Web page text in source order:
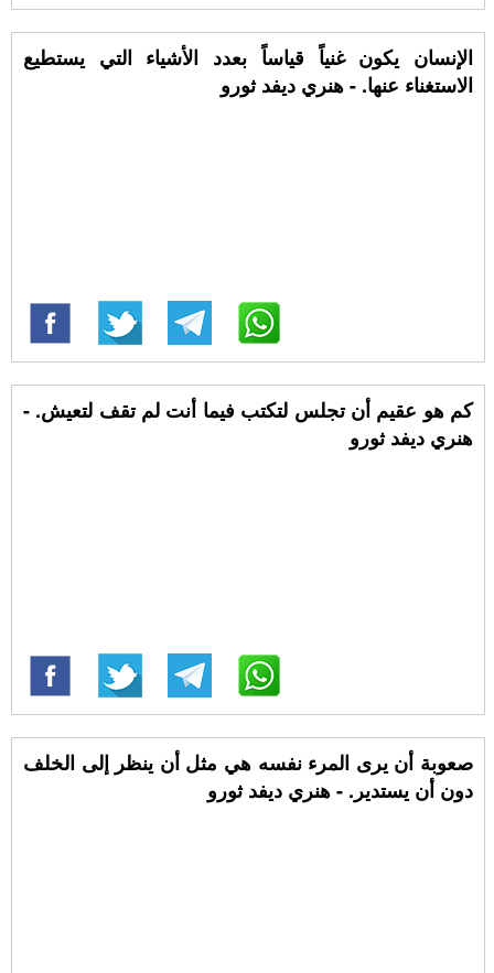
الإنسان يكون غنياً قياساً بعدد الأشياء التي يستطيع
الاستغناء عنها. - هنري ديفد ثورو
كم هو عقيم أن تجلس لتكتب فيما أنت لم تقف لتعيش. -
هنري ديفد ثورو
صعوبة أن يرى المرء نفسه هي مثل أن ينظر إلى الخلف
دون أن يستدير. - هنري ديفد ثورو